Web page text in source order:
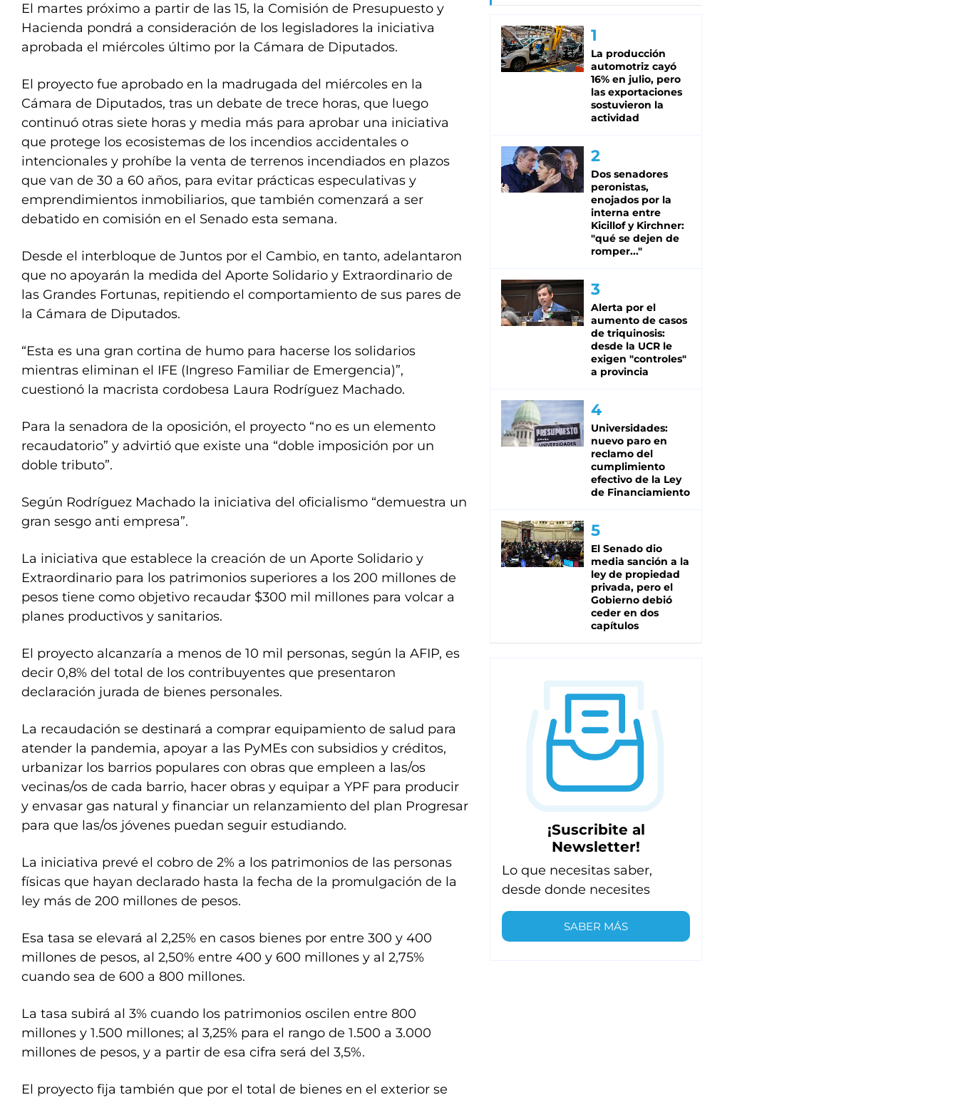
El martes próximo a partir de las 15, la Comisión de Presupuesto y
Hacienda pondrá a consideración de los legisladores la iniciativa
aprobada el miércoles último por la Cámara de Diputados.
El proyecto fue aprobado en la madrugada del miércoles en la
Cámara de Diputados, tras un debate de trece horas, que luego
continuó otras siete horas y media más para aprobar una iniciativa
que protege los ecosistemas de los incendios accidentales o
intencionales y prohíbe la venta de terrenos incendiados en plazos
que van de 30 a 60 años, para evitar prácticas especulativas y
emprendimientos inmobiliarios, que también comenzará a ser
debatido en comisión en el Senado esta semana.
Desde el interbloque de Juntos por el Cambio, en tanto, adelantaron
que no apoyarán la medida del Aporte Solidario y Extraordinario de
las Grandes Fortunas, repitiendo el comportamiento de sus pares de
la Cámara de Diputados.
“Esta es una gran cortina de humo para hacerse los solidarios
mientras eliminan el IFE (Ingreso Familiar de Emergencia)”,
cuestionó la macrista cordobesa Laura Rodríguez Machado.
Para la senadora de la oposición, el proyecto “no es un elemento
recaudatorio” y advirtió que existe una “doble imposición por un
doble tributo”.
Según Rodríguez Machado la iniciativa del oficialismo “demuestra un
gran sesgo anti empresa”.
La iniciativa que establece la creación de un Aporte Solidario y
Extraordinario para los patrimonios superiores a los 200 millones de
pesos tiene como objetivo recaudar $300 mil millones para volcar a
planes productivos y sanitarios.
El proyecto alcanzaría a menos de 10 mil personas, según la AFIP, es
decir 0,8% del total de los contribuyentes que presentaron
declaración jurada de bienes personales.
La recaudación se destinará a comprar equipamiento de salud para
atender la pandemia, apoyar a las PyMEs con subsidios y créditos,
urbanizar los barrios populares con obras que empleen a las/os
vecinas/os de cada barrio, hacer obras y equipar a YPF para producir
y envasar gas natural y financiar un relanzamiento del plan Progresar
para que las/os jóvenes puedan seguir estudiando.
La iniciativa prevé el cobro de 2% a los patrimonios de las personas
físicas que hayan declarado hasta la fecha de la promulgación de la
ley más de 200 millones de pesos.
Esa tasa se elevará al 2,25% en casos bienes por entre 300 y 400
millones de pesos, al 2,50% entre 400 y 600 millones y al 2,75%
cuando sea de 600 a 800 millones.
La tasa subirá al 3% cuando los patrimonios oscilen entre 800
millones y 1.500 millones; al 3,25% para el rango de 1.500 a 3.000
millones de pesos, y a partir de esa cifra será del 3,5%.
El proyecto fija también que por el total de bienes en el exterior se
La producción
automotriz cayó
16% en julio, pero
las exportaciones
sostuvieron la
actividad
Dos senadores
peronistas,
enojados por la
interna entre
Kicillof y Kirchner:
"qué se dejen de
romper..."
Alerta por el
aumento de casos
de triquinosis:
desde la UCR le
exigen "controles"
a provincia
Universidades:
nuevo paro en
reclamo del
cumplimiento
efectivo de la Ley
de Financiamiento
El Senado dio
media sanción a la
ley de propiedad
privada, pero el
Gobierno debió
ceder en dos
capítulos
¡Suscribite al
Newsletter!
Lo que necesitas saber,
desde donde necesites
SABER MÁS